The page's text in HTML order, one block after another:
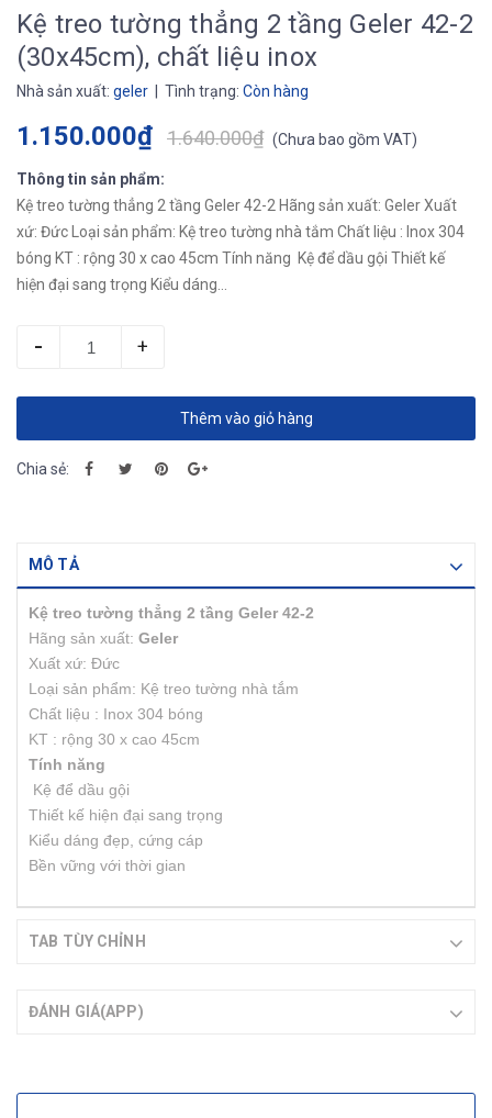
Kệ treo tường thẳng 2 tầng Geler 42-2
(30x45cm), chất liệu inox
Nhà sản xuất: geler | Tình trạng: Còn hàng
1.150.000₫ 1.640.000₫ (Chưa bao gồm VAT)
Thông tin sản phẩm:
Kệ treo tường thẳng 2 tầng Geler 42-2 Hãng sản xuất: Geler Xuất
xứ: Đức Loại sản phẩm: Kệ treo tường nhà tắm Chất liệu : Inox 304
bóng KT : rộng 30 x cao 45cm Tính năng Kệ để dầu gội Thiết kế
hiện đại sang trọng Kiểu dáng...
- +
Thêm vào giỏ hàng
Chia sẻ:
MÔ TẢ
Kệ treo tường thẳng 2 tầng Geler 42-2
Hãng sản xuất: Geler
Xuất xứ: Đức
Loại sản phẩm: Kệ treo tường nhà tắm
Chất liệu : Inox 304 bóng
KT : rộng 30 x cao 45cm
Tính năng
Kệ để dầu gội
Thiết kế hiện đại sang trọng
Kiểu dáng đẹp, cứng cáp
Bền vững với thời gian
TAB TÙY CHỈNH
ĐÁNH GIÁ(APP)